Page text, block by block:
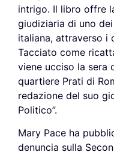
intrigo. Il libro offre
giudiziaria di uno
italiana, attraverso i
Tacciato come
viene ucciso la sera
quartiere Prati di
redazione del suo
Politico”.
Mary Pace ha
denuncia sulla